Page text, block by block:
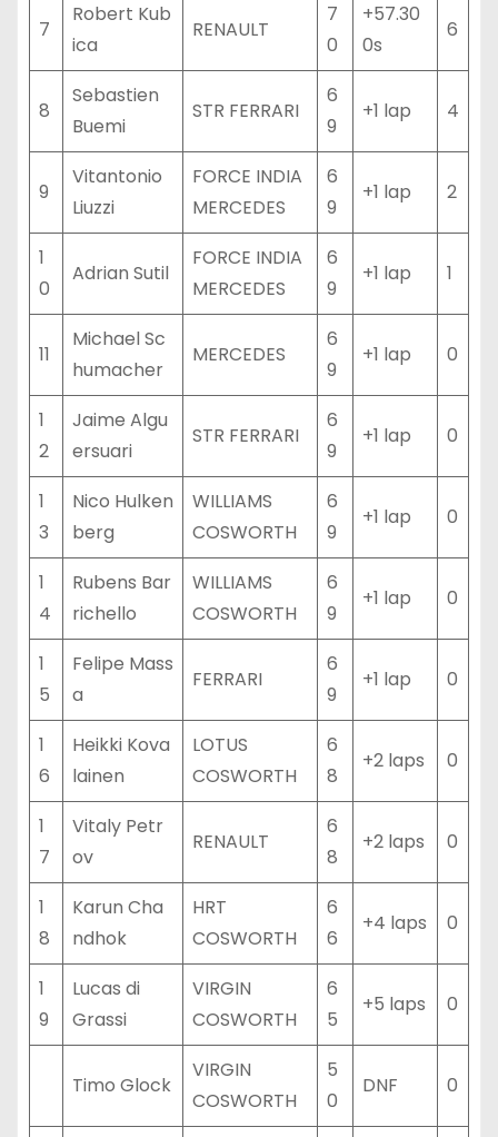
7
Robert Kub
ica
RENAULT
7
0
+57.30
0s
6
8
Sebastien
Buemi
STR FERRARI
6
9
+1 lap 4
9
Vitantonio
Liuzzi
FORCE INDIA
MERCEDES
6
9
+1 lap 2
1
0
Adrian Sutil
FORCE INDIA
MERCEDES
6
9
+1 lap 1
11
Michael Sc
humacher
MERCEDES
6
9
+1 lap 0
1
2
Jaime Algu
ersuari
STR FERRARI
6
9
+1 lap 0
1
3
Nico Hulken
berg
WILLIAMS
COSWORTH
6
9
+1 lap 0
1
4
Rubens Bar
richello
WILLIAMS
COSWORTH
6
9
+1 lap 0
1
5
Felipe Mass
a
FERRARI
6
9
+1 lap 0
1
6
Heikki Kova
lainen
LOTUS
COSWORTH
6
8
+2 laps 0
1
7
Vitaly Petr
ov
RENAULT
6
8
+2 laps 0
1
8
Karun Cha
ndhok
HRT
COSWORTH
6
6
+4 laps 0
1
9
Lucas di
Grassi
VIRGIN
COSWORTH
6
5
+5 laps 0
Timo Glock
VIRGIN
COSWORTH
5
0
DNF 0